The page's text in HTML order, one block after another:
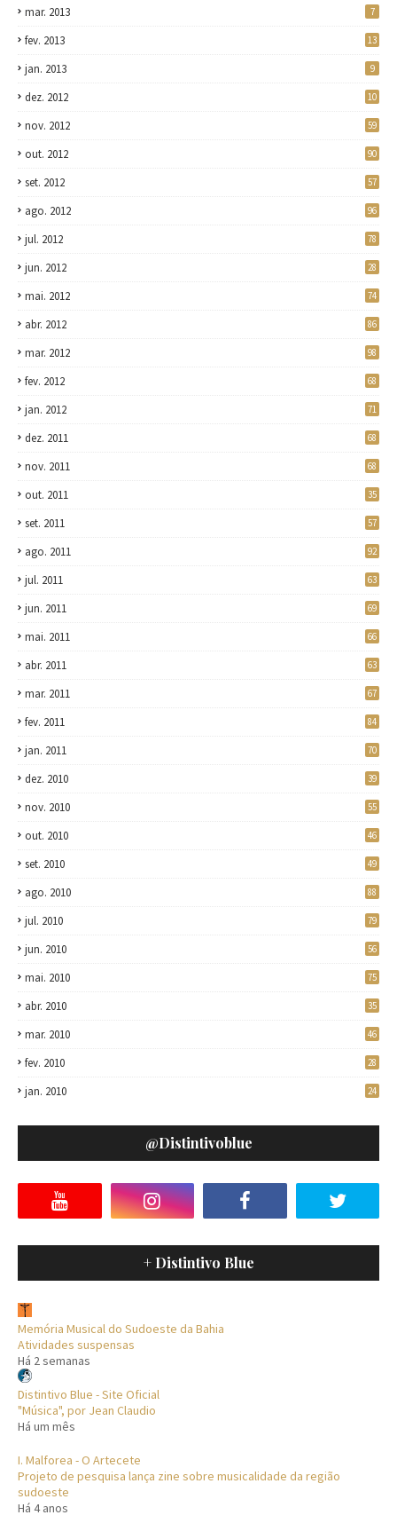
mar. 2013 7
fev. 2013 13
jan. 2013 9
dez. 2012 10
nov. 2012 59
out. 2012 90
set. 2012 57
ago. 2012 96
jul. 2012 78
jun. 2012 28
mai. 2012 74
abr. 2012 86
mar. 2012 98
fev. 2012 68
jan. 2012 71
dez. 2011 68
nov. 2011 68
out. 2011 35
set. 2011 57
ago. 2011 92
jul. 2011 63
jun. 2011 69
mai. 2011 66
abr. 2011 63
mar. 2011 67
fev. 2011 84
jan. 2011 70
dez. 2010 39
nov. 2010 55
out. 2010 46
set. 2010 49
ago. 2010 88
jul. 2010 79
jun. 2010 56
mai. 2010 75
abr. 2010 35
mar. 2010 46
fev. 2010 28
jan. 2010 24
@distintivoblue
+ Distintivo Blue
Memória Musical do Sudoeste da Bahia
Atividades suspensas
Há 2 semanas
Distintivo Blue - Site Oficial
"Música", por Jean Claudio
Há um mês
I. Malforea - O Artecete
Projeto de pesquisa lança zine sobre musicalidade da região
sudoeste
Há 4 anos